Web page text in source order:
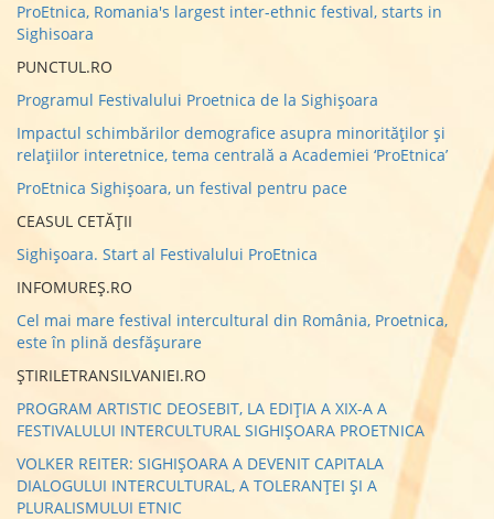
ProEtnica, Romania's largest inter-ethnic festival, starts in
Sighisoara
PUNCTUL.RO
Programul Festivalului Proetnica de la Sighișoara
Impactul schimbărilor demografice asupra minorităţilor şi
relaţiilor interetnice, tema centrală a Academiei ‘ProEtnica’
ProEtnica Sighișoara, un festival pentru pace
CEASUL CETĂȚII
Sighișoara. Start al Festivalului ProEtnica
INFOMUREȘ.RO
Cel mai mare festival intercultural din România, Proetnica,
este în plină desfășurare
ȘTIRILETRANSILVANIEI.RO
PROGRAM ARTISTIC DEOSEBIT, LA EDIŢIA A XIX-A A
FESTIVALULUI INTERCULTURAL SIGHIŞOARA PROETNICA
VOLKER REITER: SIGHIŞOARA A DEVENIT CAPITALA
DIALOGULUI INTERCULTURAL, A TOLERANŢEI ŞI A
PLURALISMULUI ETNIC